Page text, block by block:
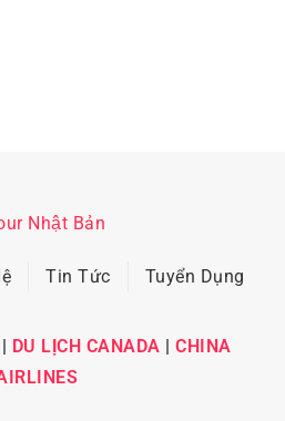
Tin Tức Tuyển Dụng
| DU LỊCH CANADA | CHINA